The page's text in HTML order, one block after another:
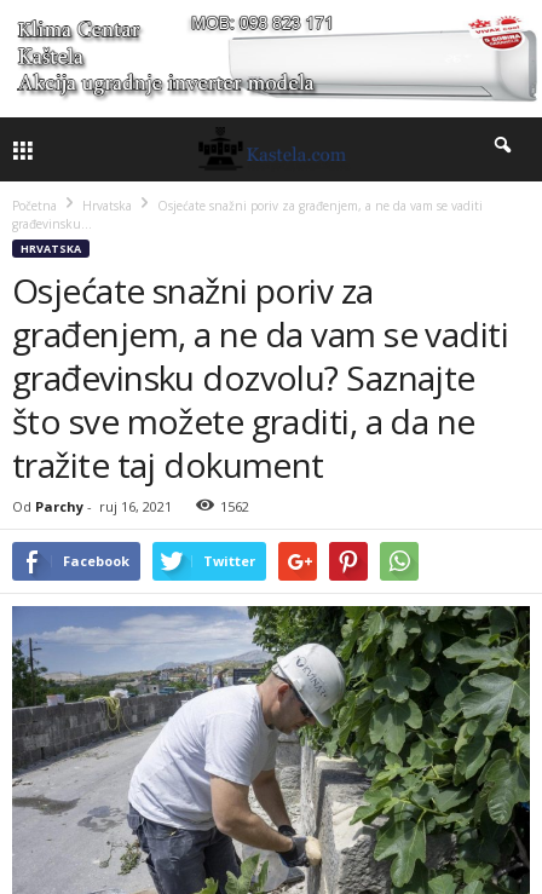
Početna Hrvatska
Osjećate snažni poriv za građenjem, a ne da vam se vaditi
građevinsku...
HRVATSKA
Osjećate snažni poriv za
građenjem, a ne da vam se vaditi
građevinsku dozvolu? Saznajte
što sve možete graditi, a da ne
tražite taj dokument
Od Parchy - ruj 16, 2021 1562
Facebook Twitter